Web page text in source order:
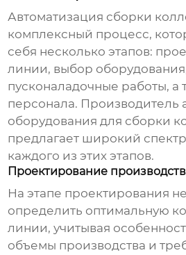
Автоматизация сборки
комплексный процесс,
себя несколько этапов:
линии, выбор
пусконаладочные работы, а
персонала. Производитель
оборудования для сборки
предлагает широкий
каждого из этих этапов.
Проектирование
На этапе проектирования
определить оптимальную
линии, учитывая
объемы производства и